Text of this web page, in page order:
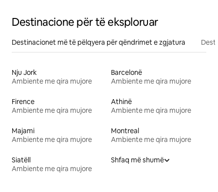
Destinacione për të eksploruar
Destinacionet më të pëlqyera për qëndrimet e zgjatura
Nju Jork
Ambiente me qira mujore
Barcelonë
Ambiente me qira mujore
Firence
Ambiente me qira mujore
Athinë
Ambiente me qira mujore
Majami
Ambiente me qira mujore
Montreal
Ambiente me qira mujore
Siatëll
Ambiente me qira mujore
Shfaq më shumë